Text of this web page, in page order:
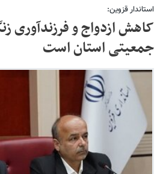
استاندار قزوین:
کاهش ازدواج و فرزندآوری
جمعیتی استان است